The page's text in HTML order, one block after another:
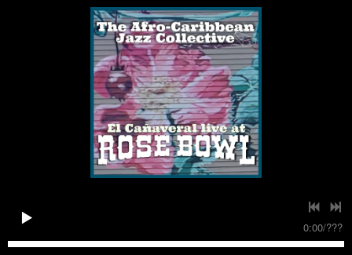
0:00/???